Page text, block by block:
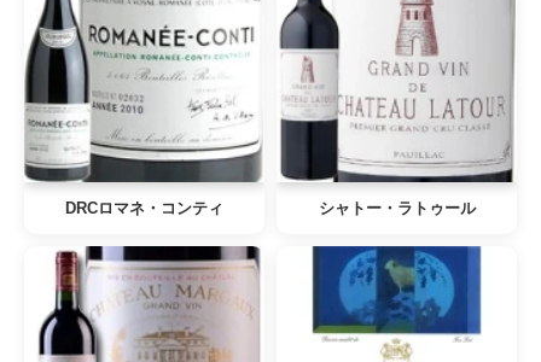
DRCロマネ・コンティ シャトー・ラトゥール